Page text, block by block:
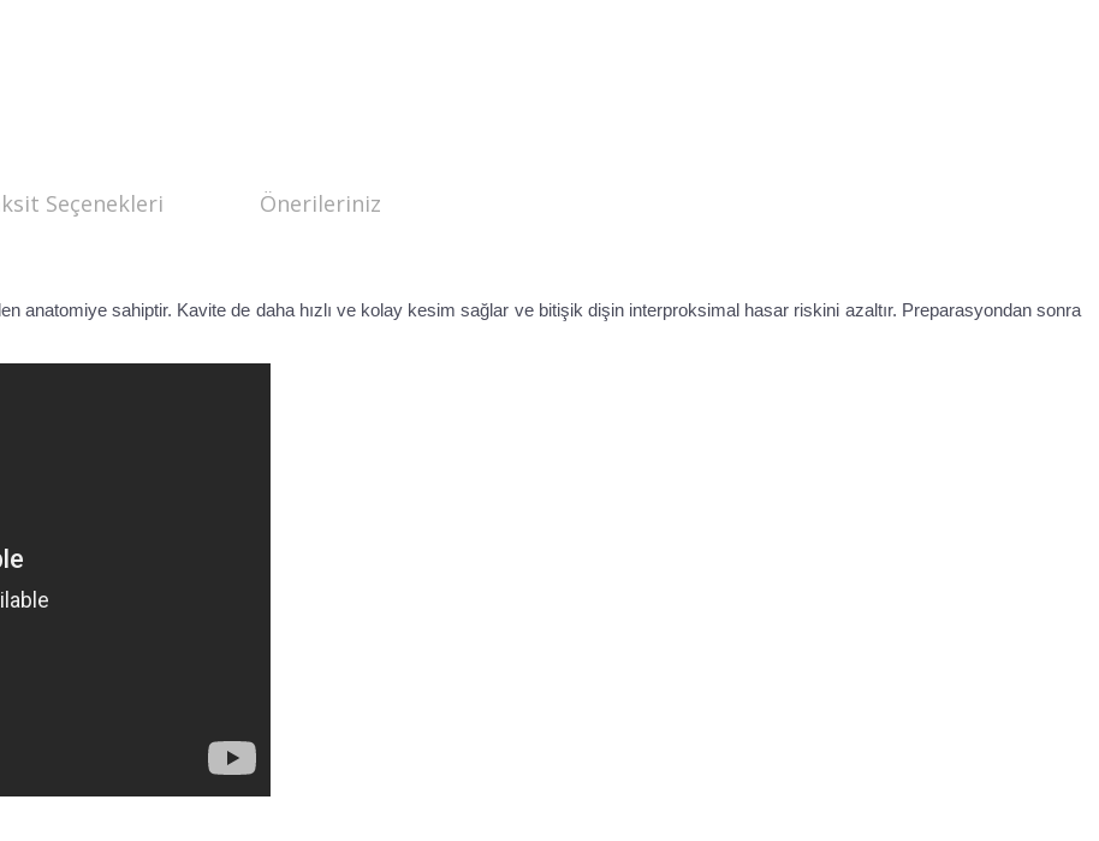
Seçenekleri Önerileriniz
anatomiye sahiptir. Kavite de daha hızlı ve kolay kesim sağlar ve bitişik dişin interproksimal hasar riskini azaltır. Preparasyondan sonra